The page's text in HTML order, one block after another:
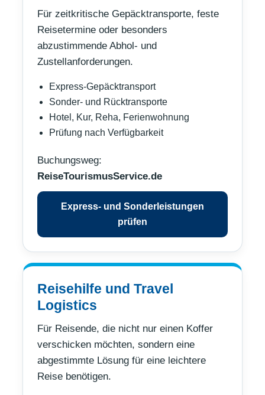
Für zeitkritische Gepäcktransporte, feste
Reisetermine oder besonders
abzustimmende Abhol- und
Zustellanforderungen.
Express-Gepäcktransport
Sonder- und Rücktransporte
Hotel, Kur, Reha, Ferienwohnung
Prüfung nach Verfügbarkeit
Buchungsweg:
ReiseTourismusService.de
Express- und Sonderleistungen
prüfen
Reisehilfe und Travel
Logistics
Für Reisende, die nicht nur einen Koffer
verschicken möchten, sondern eine
abgestimmte Lösung für eine leichtere
Reise benötigen.